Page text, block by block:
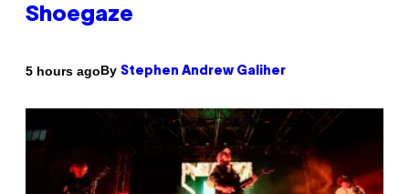
Shoegaze
5 hours agoBy Stephen Andrew Galiher